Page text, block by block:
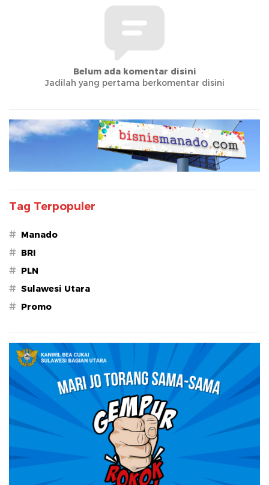
Belum ada komentar disini
Jadilah yang pertama berkomentar disini
Tag Terpopuler
# Manado
# BRI
# PLN
# Sulawesi Utara
# Promo